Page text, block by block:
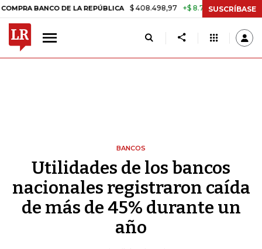
DE LA REPÚBLICA $ 408.498,97 +$ 8.753,81 +2,19% TASA
SUSCRÍBASE
BANCOS
Utilidades de los bancos
nacionales registraron caída
de más de 45% durante un
año